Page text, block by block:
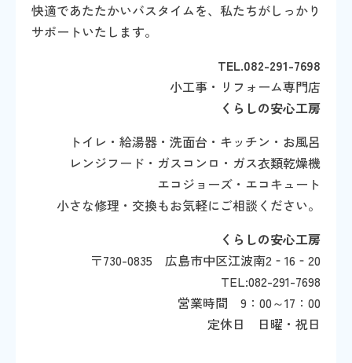
快適であたたかいバスタイムを、私たちがしっかり
サポートいたします。
TEL.082-291-7698
小工事・リフォーム専門店
くらしの安心工房
トイレ・給湯器・洗面台・キッチン・お風呂
レンジフード・ガスコンロ・ガス衣類乾燥機
エコジョーズ・エコキュート
小さな修理・交換もお気軽にご相談ください。
くらしの安心工房
〒730-0835 広島市中区江波南2‐16‐20
TEL:082-291-7698
営業時間 9：00～17：00
定休日 日曜・祝日